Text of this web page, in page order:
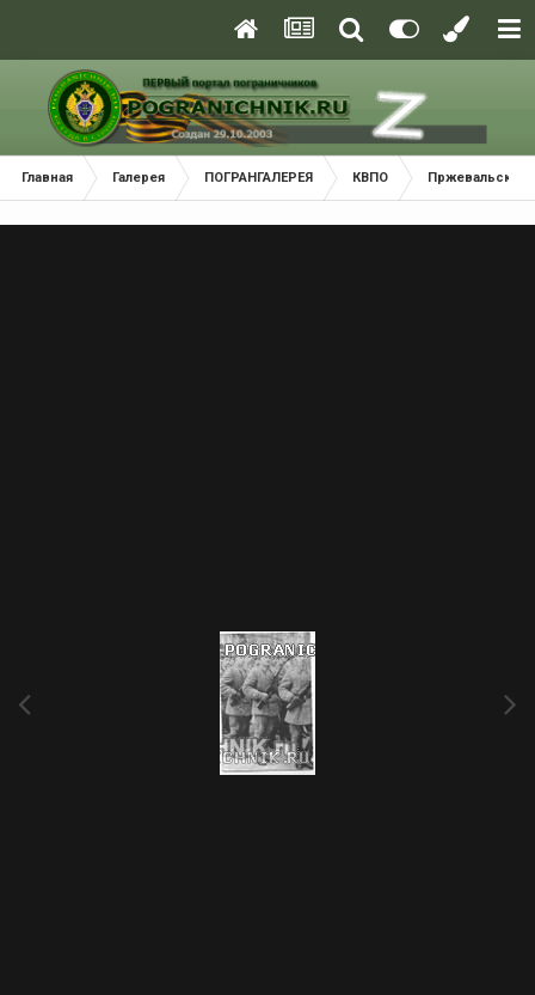
Главная Галерея ПОГРАНГАЛЕРЕЯ КВПО Пржевальский